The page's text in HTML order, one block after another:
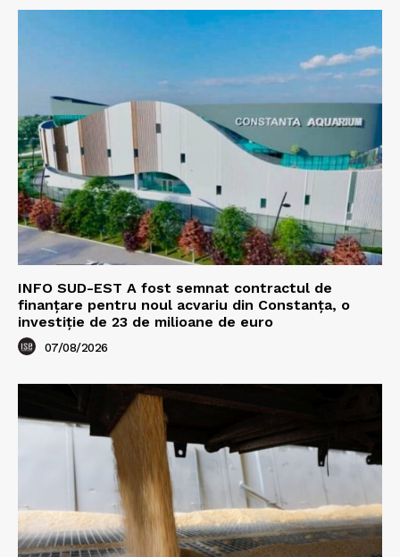
INFO SUD-EST A fost semnat contractul de
finanțare pentru noul acvariu din Constanța, o
investiție de 23 de milioane de euro
07/08/2026